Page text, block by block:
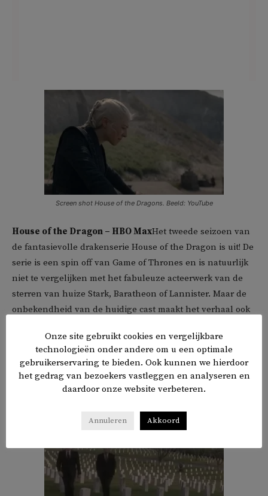
Screen shot House of the Dragons. Beeld: YouTube
House of the Dragon – HBO MaxHet tweede seizoen van
de fantasievolle drakenserie House of the Dragon is uit! De
serie is een spin off van Game of Thrones en is natuurlijk
niet te vergelijken met het fabuleuze acteerwerk van de
sterren van huize Stark, Baratheon of Lannister. Maar de
onbekendheid van de huidige cast maakt het verhaal ook
imperium van de Targaryens, de drakenrijdersfamilie die
in een burgeroorlog verkeert. Terwijl we bij Game of
Thrones acht seizoenen lang maar een paar draken te
zien kregen, kunnen de draken in deze serie niet op.
Onze site gebruikt cookies en vergelijkbare
technologieën onder andere om u een optimale
gebruikerservaring te bieden. Ook kunnen we hierdoor
het gedrag van bezoekers vastleggen en analyseren en
daardoor onze website verbeteren.
Annuleren Akkoord